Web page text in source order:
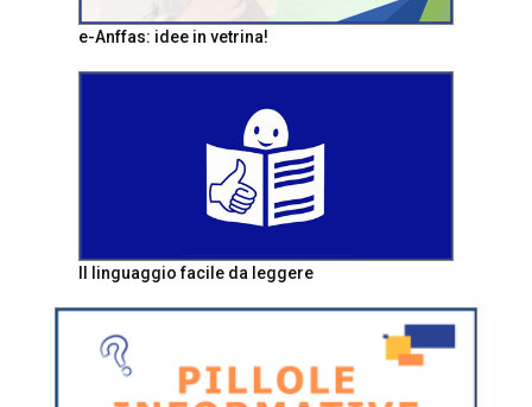
e-Anffas: idee in vetrina!
Il linguaggio facile da leggere